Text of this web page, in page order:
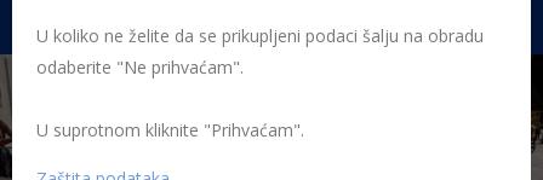
Početna Posljednje objavljene novosti
U koliko ne želite da se prikupljeni podaci šalju na obradu
odaberite "Ne prihvaćam".
U suprotnom kliknite "Prihvaćam".